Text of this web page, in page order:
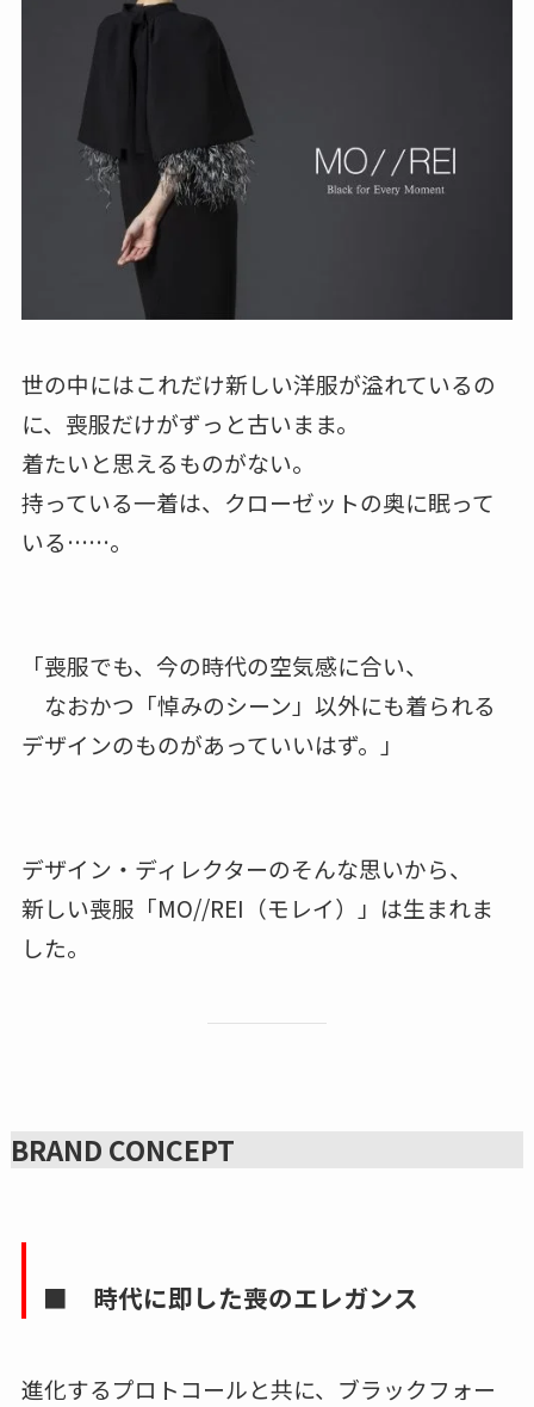
世の中にはこれだけ新しい洋服が溢れているの
に、喪服だけがずっと古いまま。
着たいと思えるものがない。
持っている一着は、クローゼットの奥に眠って
いる……。
「喪服でも、今の時代の空気感に合い、
なおかつ「悼みのシーン」以外にも着られる
デザインのものがあっていいはず。」
デザイン・ディレクターのそんな思いから、
新しい喪服「MO//REI（モレイ）」は生まれま
した。
BRAND CONCEPT
■ 時代に即した喪のエレガンス
進化するプロトコールと共に、ブラックフォー